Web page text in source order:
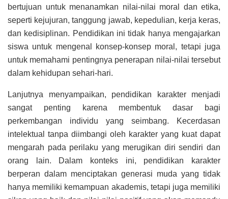
bertujuan untuk menanamkan nilai-nilai moral dan etika,
seperti kejujuran, tanggung jawab, kepedulian, kerja keras,
dan kedisiplinan. Pendidikan ini tidak hanya mengajarkan
siswa untuk mengenal konsep-konsep moral, tetapi juga
untuk memahami pentingnya penerapan nilai-nilai tersebut
dalam kehidupan sehari-hari.
Lanjutnya menyampaikan, pendidikan karakter menjadi
sangat penting karena membentuk dasar bagi
perkembangan individu yang seimbang. Kecerdasan
intelektual tanpa diimbangi oleh karakter yang kuat dapat
mengarah pada perilaku yang merugikan diri sendiri dan
orang lain. Dalam konteks ini, pendidikan karakter
berperan dalam menciptakan generasi muda yang tidak
hanya memiliki kemampuan akademis, tetapi juga memiliki